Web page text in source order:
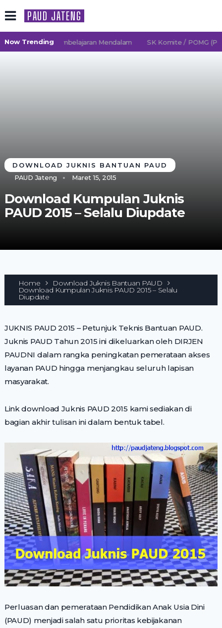
PAUD JATENG
Now Trending
2027 TK Pembelajaran Mendalam SK Komite / POMG
DOWNLOAD JUKNIS BANTUAN PAUD
PAUD Jateng
Maret 15, 2015
Download Kumpulan Juknis
PAUD 2015 – Selalu Diupdate
Home Download Juknis Bantuan PAUD
Download Kumpulan Juknis PAUD 2015 – Selalu
Diupdate
JUKNIS PAUD 2015 – Petunjuk Teknis Bantuan PAUD.
Juknis PAUD Tahun 2015 ini dikeluarkan oleh DIRJEN
PAUDNI dalam rangka peningkatan pemerataan akses
layanan PAUD hingga menjangkau seluruh lapisan
masyarakat.
Link download Juknis PAUD 2015 kami sediakan di
bagian akhir tulisan ini dalam bentuk tabel.
Perluasan dan pemerataan Pendidikan Anak Usia Dini
(PAUD) menjadi salah satu prioritas kebijakanan